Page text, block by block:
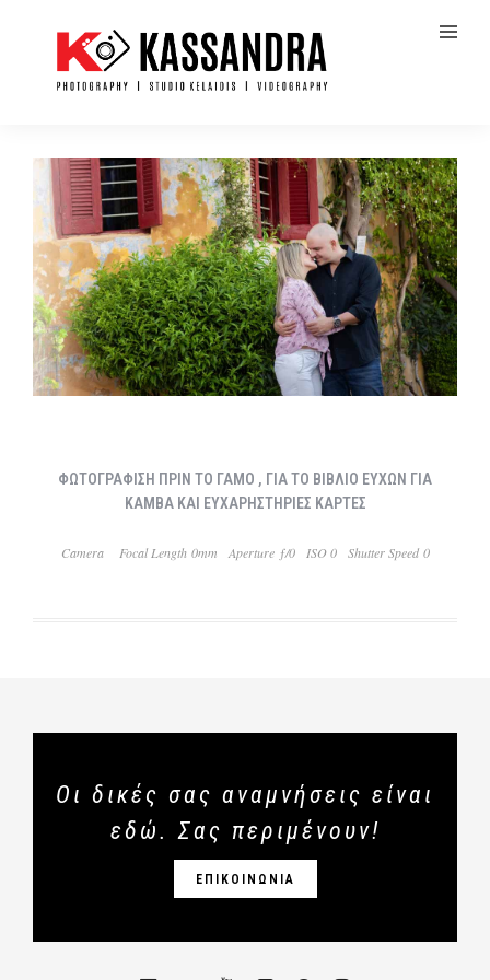
ΦΩΤΟΓΡΑΦΙΣΗ ΠΡΙΝ ΤΟ ΓΑΜΟ , ΓΙΑ ΤΟ ΒΙΒΛΙΟ ΕΥΧΩΝ ΓΙΑ
ΚΑΜΒΑ ΚΑΙ ΕΥΧΑΡΗΣΤΗΡΙΕΣ ΚΑΡΤΕΣ
Camera Focal Length 0mm Aperture ƒ/0 ISO 0 Shutter Speed 0
Οι δικές σας αναμνήσεις είναι
εδώ. Σας περιμένουν!
ΕΠΙΚΟΙΝΩΝΙΑ